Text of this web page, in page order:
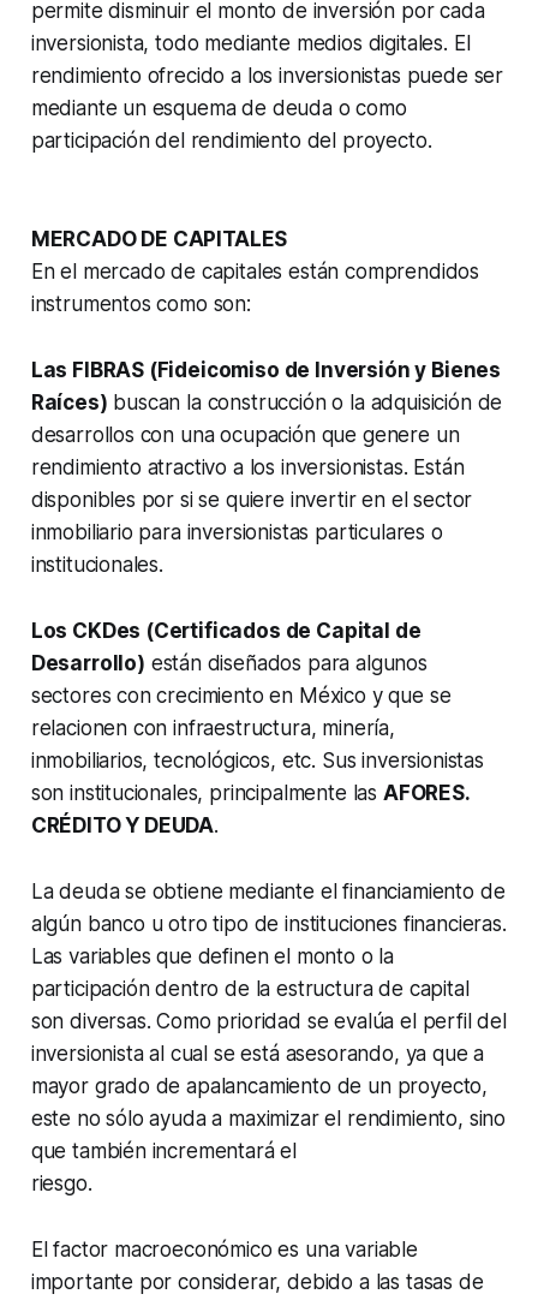
permite disminuir el monto de inversión por cada
inversionista, todo mediante medios digitales. El
rendimiento ofrecido a los inversionistas puede ser
mediante un esquema de deuda o como
participación del rendimiento del proyecto.
MERCADO DE CAPITALES
En el mercado de capitales están comprendidos
instrumentos como son:
Las FIBRAS (Fideicomiso de Inversión y Bienes
Raíces) buscan la construcción o la adquisición de
desarrollos con una ocupación que genere un
rendimiento atractivo a los inversionistas. Están
disponibles por si se quiere invertir en el sector
inmobiliario para inversionistas particulares o
institucionales.
Los CKDes (Certificados de Capital de
Desarrollo) están diseñados para algunos
sectores con crecimiento en México y que se
relacionen con infraestructura, minería,
inmobiliarios, tecnológicos, etc. Sus inversionistas
son institucionales, principalmente las AFORES.
CRÉDITO Y DEUDA.
La deuda se obtiene mediante el financiamiento de
algún banco u otro tipo de instituciones financieras.
Las variables que definen el monto o la
participación dentro de la estructura de capital
son diversas. Como prioridad se evalúa el perfil del
inversionista al cual se está asesorando, ya que a
mayor grado de apalancamiento de un proyecto,
este no sólo ayuda a maximizar el rendimiento, sino
que también incrementará el
riesgo.
El factor macroeconómico es una variable
importante por considerar, debido a las tasas de